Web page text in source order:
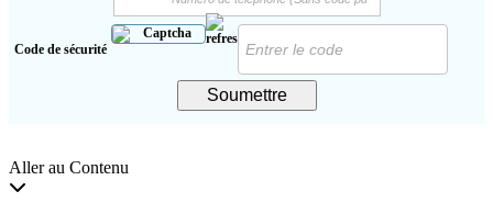
Code de sécurité
Soumettre
Aller au Contenu